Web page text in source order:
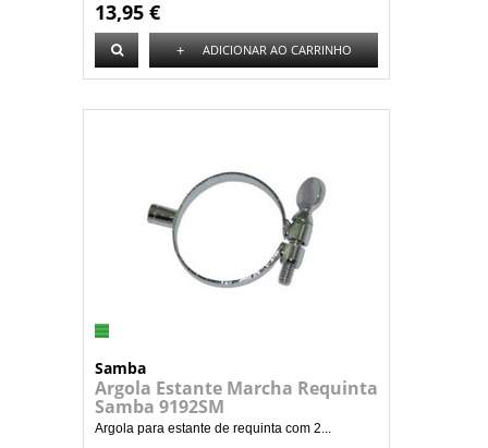
13,95 €
+ ADICIONAR AO CARRINHO
Samba
Argola Estante Marcha Requinta
Samba 9192SM
Argola para estante de requinta com 2...